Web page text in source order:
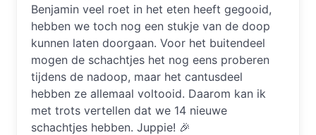
Benjamin veel roet in het eten heeft gegooid,
hebben we toch nog een stukje van de doop
kunnen laten doorgaan. Voor het buitendeel
mogen de schachtjes het nog eens proberen
tijdens de nadoop, maar het cantusdeel
hebben ze allemaal voltooid. Daarom kan ik
met trots vertellen dat we 14 nieuwe
schachtjes hebben. Juppie! 🎉